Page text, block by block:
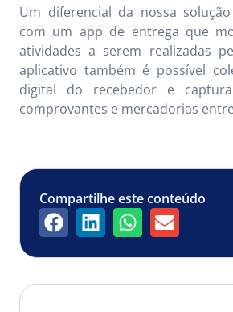
Um diferencial da nossa
com um app de entrega que
atividades a serem realizadas
aplicativo também é possível
digital do recebedor e
comprovantes e mercadorias
Compartilhe este conteúdo